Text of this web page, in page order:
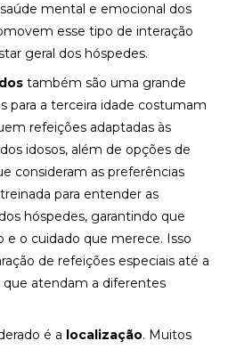
mental e emocional dos
esse tipo de interação
geral dos hóspedes.
também são uma grande
para a terceira idade costumam
refeições adaptadas às
idosos, além de opções de
consideram as preferências
para entender as
hóspedes, garantindo que
e o cuidado que merece. Isso
de refeições especiais até a
que atendam a diferentes
é a localização. Muitos